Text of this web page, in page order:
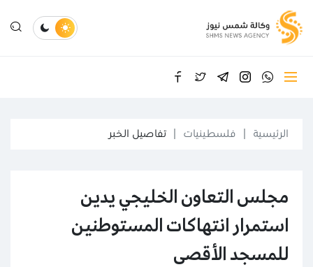
الرئيسية فلسطينيات تفاصيل الخبر
مجلس التعاون الخليجي يدين
استمرار انتهاكات المستوطنين
للمسجد الأقصى